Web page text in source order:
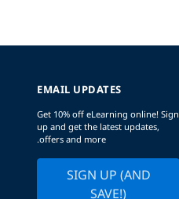
EMAIL UPDATES
Get 10% off eLearning online! Sign
up and get the latest updates,
offers and more.
SIGN UP (AND
SAVE!)